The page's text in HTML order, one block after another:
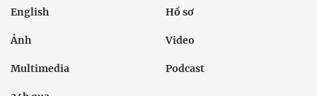
English Hồ sơ
Ảnh Video
Multimedia Podcast